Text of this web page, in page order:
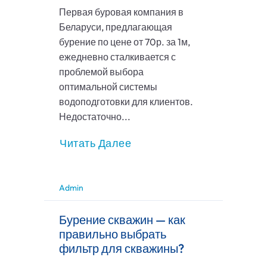
Первая буровая компания в
Беларуси, предлагающая
бурение по цене от 70р. за 1м,
ежедневно сталкивается с
проблемой выбора
оптимальной системы
водоподготовки для клиентов.
Недостаточно...
Читать Далее
Admin
Бурение скважин — как
правильно выбрать
фильтр для скважины?